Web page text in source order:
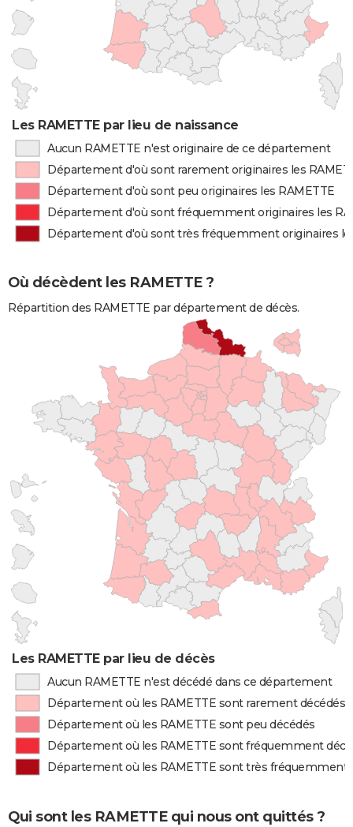
Les RAMETTE par lieu de naissance
Aucun RAMETTE n'est originaire de ce département
Département d'où sont rarement originaires les
Département d'où sont peu originaires les RAMETTE
Département d'où sont fréquemment originaires les
Département d'où sont très fréquemment originaires
Où décèdent les RAMETTE ?
Répartition des RAMETTE par département de décès.
Les RAMETTE par lieu de décès
Aucun RAMETTE n'est décédé dans ce département
Département où les RAMETTE sont rarement décédés
Département où les RAMETTE sont peu décédés
Département où les RAMETTE sont fréquemment
Département où les RAMETTE sont très fréquemment
Qui sont les RAMETTE qui nous ont quittés ?